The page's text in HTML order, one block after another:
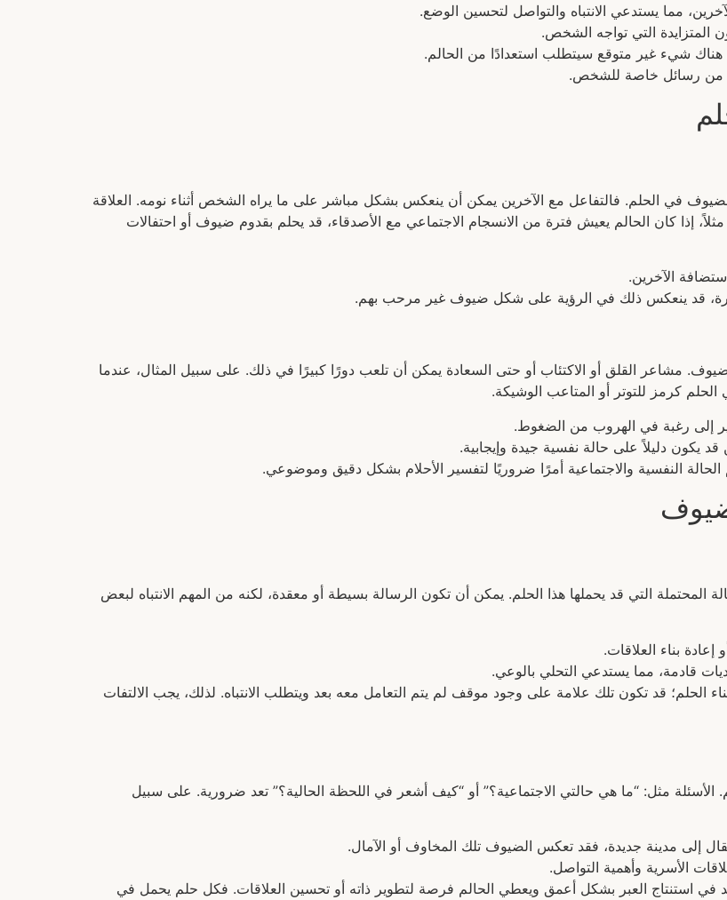
مما يستدعي الانتباه والتواصل لتحسين الوضع.
المتزايدة التي تواجه الشخص.
شيء غير متوقع سيتطلب استعدادًا من الحالم.
من رسائل خاصة للشخص.
في الحلم. فالتفاعل مع الآخرين يمكن أن ينعكس بشكل مباشر على ما يراه الشخص أثناء نومه. العلاقة
مثلاً، إذا كان الحالم يعيش فترة من الانسجام الاجتماعي مع الأصدقاء، قد يحلم بقدوم ضيوف أو احتفالات
الآخرين.
قد ينعكس ذلك في الرؤية على شكل ضيوف غير مرحب بهم.
مشاعر القلق أو الاكتئاب أو حتى السعادة يمكن أن تلعب دورًا كبيرًا في ذلك. على سبيل المثال، عندما
كرمز للتوتر أو المتاعب الوشيكة.
إلى رغبة في الهروب من الضغوط.
النفسية والاجتماعية أمرًا ضروريًا لتفسير الأحلام بشكل دقيق وموضوعي.
التي قد يحملها هذا الحلم. يمكن أن تكون الرسالة بسيطة أو معقدة، لكنه من المهم الانتباه لبعض
بناء العلاقات.
قادمة، مما يستدعي التحلي بالوعي.
قد تكون تلك علامة على وجود موقف لم يتم التعامل معه بعد ويتطلب الانتباه. لذلك، يجب الالتفات
مثل: “ما هي حالتي الاجتماعية؟” أو “كيف أشعر في اللحظة الحالية؟” تعد ضرورية. على سبيل
إلى مدينة جديدة، فقد تعكس الضيوف تلك المخاوف أو الآمال.
الأسرية وأهمية التواصل.
في استنتاج العبر بشكل أعمق ويعطي الحالم فرصة لتطوير ذاته أو تحسين العلاقات. فكل حلم يحمل في